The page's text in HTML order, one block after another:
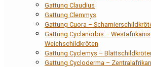
Gattung Claudius
Gattung Clemmys
Gattung Cuora –
Gattung Cyclanorbis –
Weichschildkröten
Gattung Cyclemys –
Gattung Cycloderma –